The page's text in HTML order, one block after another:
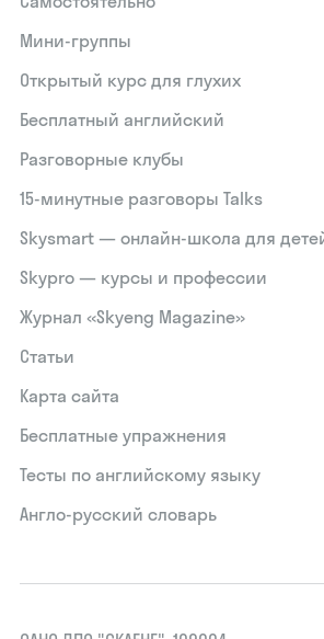
Мини-группы
Открытый курс для глухих
Бесплатный английский
Разговорные клубы
15‑минутные разговоры Talks
Skysmart — онлайн-школа для
Skypro — курсы и профессии
Журнал «Skyeng Magazine»
Статьи
Карта сайта
Бесплатные упражнения
Тесты по английскому языку
Англо-русский словарь